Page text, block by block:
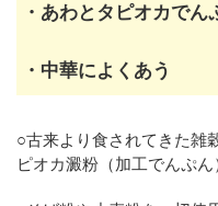
・あわとタピオカで
・中華によくあう
○古来より食されてきた雑
ピオカ澱粉（加工でんぷん